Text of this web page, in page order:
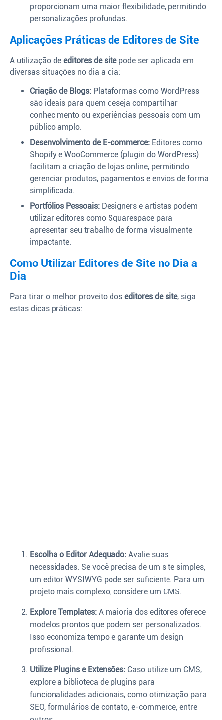
proporcionam uma maior flexibilidade, permitindo
personalizações profundas.
Aplicações Práticas de Editores de Site
A utilização de editores de sitepode ser aplicada em
diversas situações no dia a dia:
Criação de Blogs: Plataformas como WordPress
são ideais para quem deseja compartilhar
conhecimento ou experiências pessoais com um
público amplo.
Desenvolvimento de E-commerce: Editores como
Shopify e WooCommerce (plugin do WordPress)
facilitam a criação de lojas online, permitindo
gerenciar produtos, pagamentos e envios de forma
simplificada.
Portfólios Pessoais: Designers e artistas podem
utilizar editores como Squarespace para
apresentar seu trabalho de forma visualmente
impactante.
Como Utilizar Editores de Site no Dia a
Dia
Para tirar o melhor proveito dos editores de site, siga
estas dicas práticas:
Escolha o Editor Adequado: Avalie suas
necessidades. Se você precisa de um site simples,
um editor WYSIWYG pode ser suficiente. Para um
projeto mais complexo, considere um CMS.
Explore Templates: A maioria dos editores oferece
modelos prontos que podem ser personalizados.
Isso economiza tempo e garante um design
profissional.
Utilize Plugins e Extensões: Caso utilize um CMS,
explore a biblioteca de plugins para
funcionalidades adicionais, como otimização para
SEO, formulários de contato, e-commerce, entre